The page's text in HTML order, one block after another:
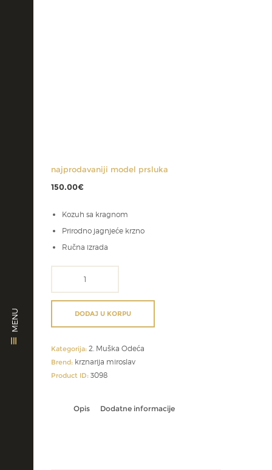
MENU
najprodavaniji model prsluka
150.00€
Kozuh sa kragnom
Prirodno jagnjeće krzno
Ručna izrada
prsluka
količinaDODAJ U KORPU
Kategorija: 2. Muška Odeća
Brend: krznarija miroslav
Product ID: 3098
Opis Dodatne informacije